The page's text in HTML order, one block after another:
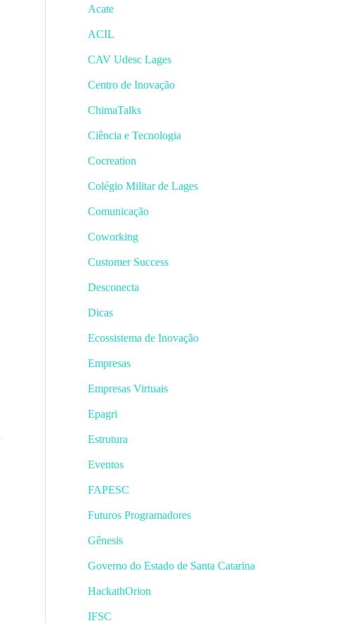
Acate
ACIL
CAV Udesc Lages
Centro de Inovação
ChimaTalks
Ciência e Tecnologia
Cocreation
Colégio Militar de Lages
Comunicação
Coworking
Customer Success
Desconecta
Dicas
Ecossistema de Inovação
Empresas
Empresas Virtuais
Epagri
Estrutura
Eventos
FAPESC
Futuros Programadores
Gênesis
Governo do Estado de Santa Catarina
HackathOrion
IFSC